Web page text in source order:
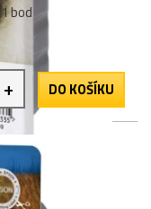
1 bod
+ DO KOŠÍKU